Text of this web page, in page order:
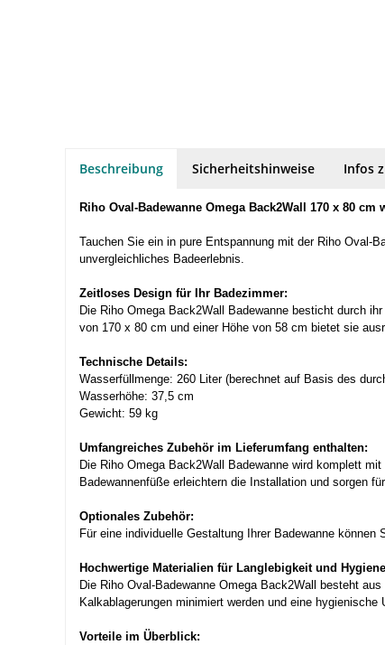
Beschreibung Sicherheitshinweise Infos
Riho Oval-Badewanne Omega Back2Wall 170 x 80
Tauchen Sie ein in pure Entspannung mit der Riho Oval-
unvergleichliches Badeerlebnis.
Zeitloses Design für Ihr Badezimmer:
Die Riho Omega Back2Wall Badewanne besticht durch
von 170 x 80 cm und einer Höhe von 58 cm bietet sie
Technische Details:
Wasserfüllmenge: 260 Liter (berechnet auf Basis des
Wasserhöhe: 37,5 cm
Gewicht: 59 kg
Umfangreiches Zubehör im Lieferumfang enthalten:
Die Riho Omega Back2Wall Badewanne wird komplett
Badewannenfüße erleichtern die Installation und sorgen
Optionales Zubehör:
Für eine individuelle Gestaltung Ihrer Badewanne
Hochwertige Materialien für Langlebigkeit und
Die Riho Oval-Badewanne Omega Back2Wall besteht
Kalkablagerungen minimiert werden und eine hygienische
Vorteile im Überblick: